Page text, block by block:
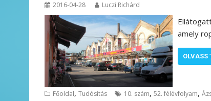
2016-04-28 Luczi Richárd
amely
OLVASS
Főoldal, Tudósítás 10. szám, 52. félévfolyam,